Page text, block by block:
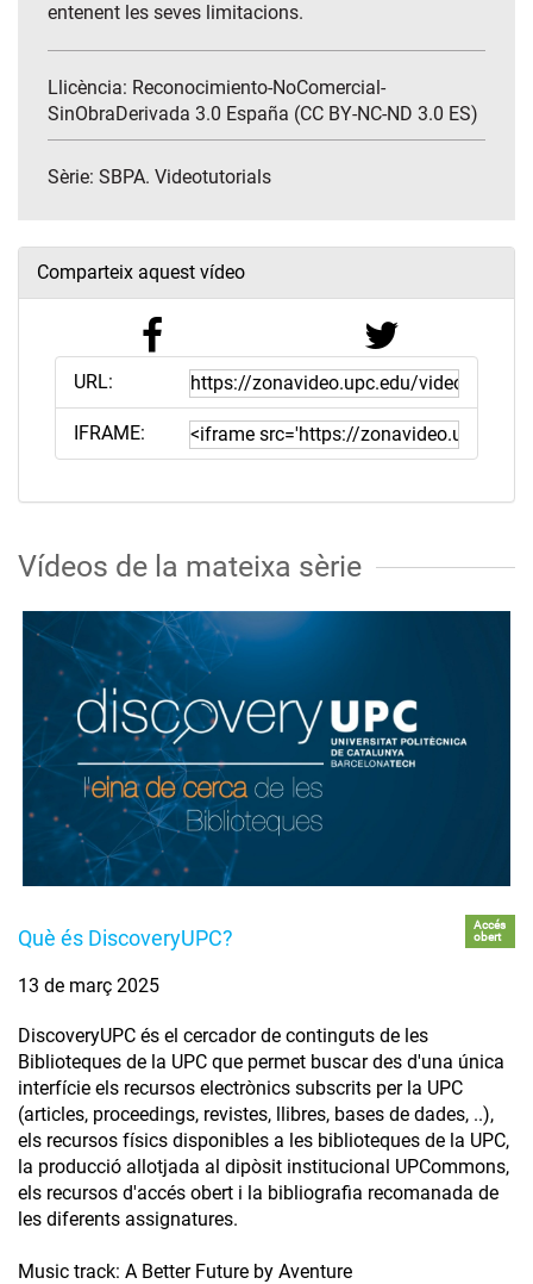
entenent les seves limitacions.
Llicència: Reconocimiento-NoComercial-
SinObraDerivada 3.0 España (CC BY-NC-ND 3.0 ES)
Sèrie: SBPA. Videotutorials
Comparteix aquest vídeo
URL:
IFRAME:
Vídeos de la mateixa sèrie
Què és DiscoveryUPC?
Accés
obert
13 de març 2025
DiscoveryUPC és el cercador de continguts de les
Biblioteques de la UPC que permet buscar des d'una única
interfície els recursos electrònics subscrits per la UPC
(articles, proceedings, revistes, llibres, bases de dades, ..),
els recursos físics disponibles a les biblioteques de la UPC,
la producció allotjada al dipòsit institucional UPCommons,
els recursos d'accés obert i la bibliografia recomanada de
les diferents assignatures.
Music track: A Better Future by Aventure